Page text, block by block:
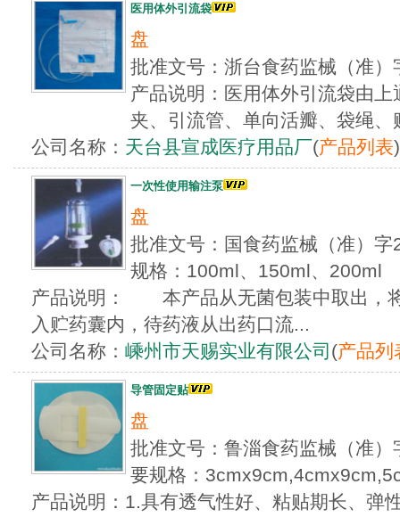
医用体外引流袋
盘
批准文号：浙台食药监械（
产品说明：医用体外引流袋由
夹、引流管、单向活瓣、袋绳、
公司名称： 天台县宣成医疗用品厂(产品列表)
一次性使用输注泵
盘
批准文号：国食药监械（准
规格：100ml、150ml、200ml
产品说明： 本产品从无菌包装中取出，
入贮药囊内，待药液从出药口流...
公司名称： 嵊州市天赐实业有限公司 (产品列
导管固定贴
盘
批准文号：鲁淄食药监械（
要规格：
产品说明：1.具有透气性好、粘贴期长、弹